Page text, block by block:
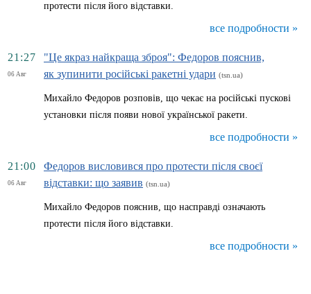
протести після його відставки.
все подробности »
21:27
06 Авг
"Це якраз найкраща зброя": Федоров пояснив,
як зупинити російські ракетні удари (tsn.ua)
Михайло Федоров розповів, що чекає на російські пускові
установки після появи нової української ракети.
все подробности »
21:00
06 Авг
Федоров висловився про протести після своєї
відставки: що заявив (tsn.ua)
Михайло Федоров пояснив, що насправді означають
протести після його відставки.
все подробности »